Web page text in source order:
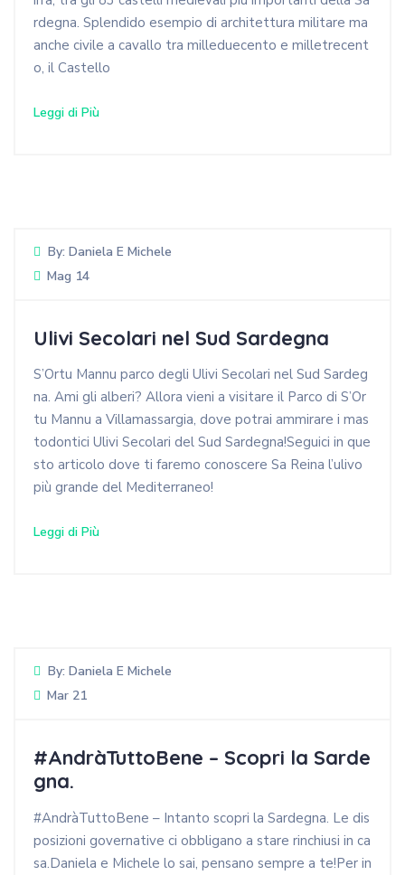
rdegna. Splendido esempio di architettura militare ma
anche civile a cavallo tra milleduecento e milletrecent
o, il Castello
Leggi di Più
By: Daniela E Michele
Mag 14
Ulivi Secolari nel Sud Sardegna
S’Ortu Mannu parco degli Ulivi Secolari nel Sud Sardeg
na. Ami gli alberi? Allora vieni a visitare il Parco di S’Or
tu Mannu a Villamassargia, dove potrai ammirare i mas
todontici Ulivi Secolari del Sud Sardegna!Seguici in que
sto articolo dove ti faremo conoscere Sa Reina l’ulivo
più grande del Mediterraneo!
Leggi di Più
By: Daniela E Michele
Mar 21
#AndràTuttoBene – Scopri la Sarde
gna.
#AndràTuttoBene – Intanto scopri la Sardegna. Le dis
posizioni governative ci obbligano a stare rinchiusi in ca
sa.Daniela e Michele lo sai, pensano sempre a te!Per in